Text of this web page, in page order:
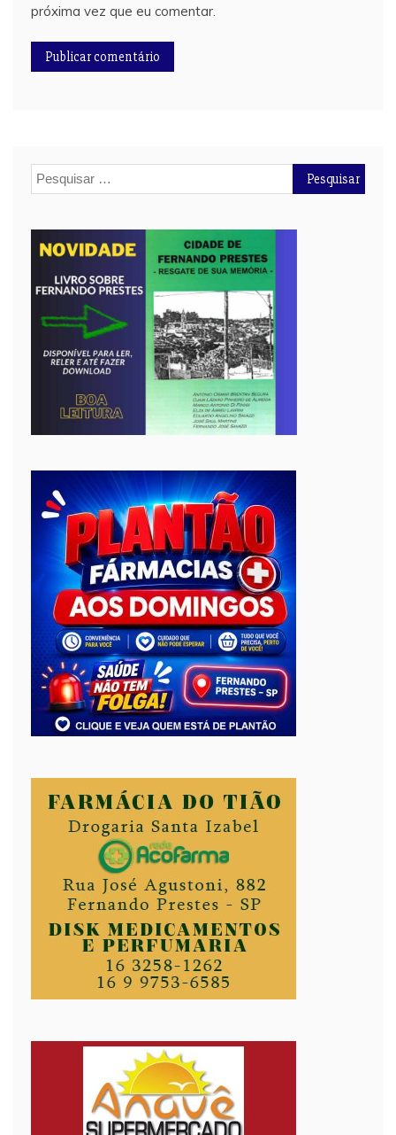
próxima vez que eu comentar.
Pesquisar
por: